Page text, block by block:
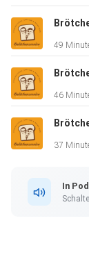
49
46
37
In